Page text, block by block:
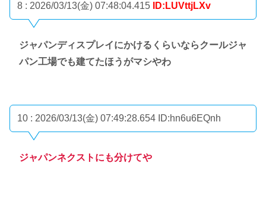
8 : 2026/03/13(金) 07:48:04.415 ID:LUVttjLXv
ジャパンディスプレイにかけるくらいならクールジャ
パン工場でも建てたほうがマシやわ
10 : 2026/03/13(金) 07:49:28.654 ID:hn6u6EQnh
ジャパンネクストにも分けてや